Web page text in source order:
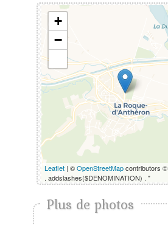
+
−
Leaflet | ©OpenStreetMapcontributors
. addslashes($DENOMINATION) . "
Plus de photos